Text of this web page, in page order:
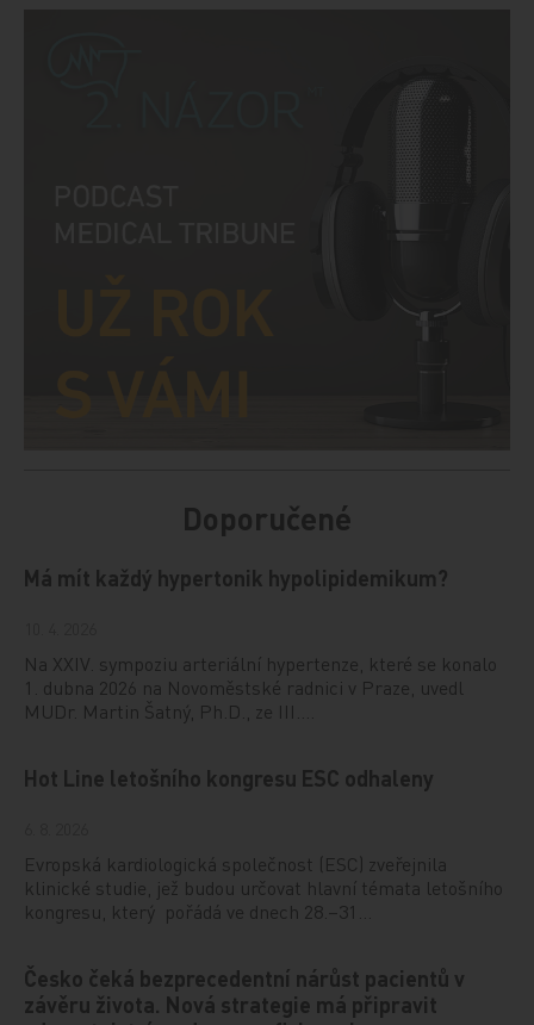
Doporučené
Má mít každý hypertonik hypolipidemikum?
Na XXIV. sympoziu arteriální hypertenze, které se konalo
1. dubna 2026 na Novoměstské radnici v Praze, uvedl
MUDr. Martin Šatný, Ph.D., ze III.…
Hot Line letošního kongresu ESC odhaleny
Evropská kardiologická společnost (ESC) zveřejnila
klinické studie, jež budou určovat hlavní témata letošního
kongresu, který pořádá ve dnech 28.–31…
Česko čeká bezprecedentní nárůst pacientů v
závěru života. Nová strategie má připravit